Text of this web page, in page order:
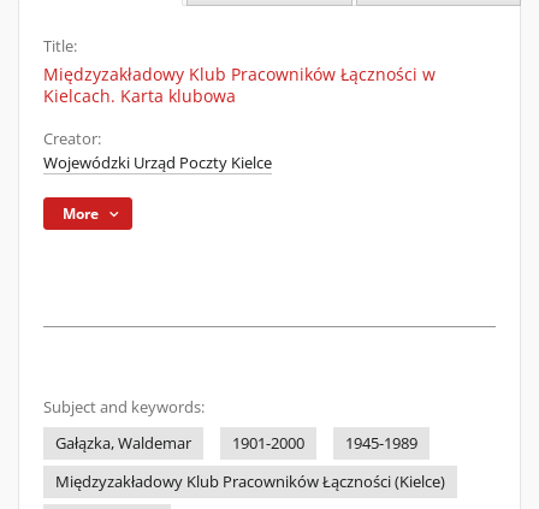
Title:
Międzyzakładowy Klub Pracowników Łączności w
Kielcach. Karta klubowa
Creator:
Wojewódzki Urząd Poczty Kielce
More
Subject and keywords:
Gałązka, Waldemar
1901-2000
1945-1989
Międzyzakładowy Klub Pracowników Łączności (Kielce)